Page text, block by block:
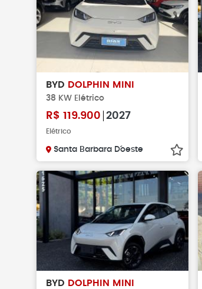
BYD DOLPHIN MINI
38 KW Elétrico
R$ 119.900 2027
Elétrico
Santa Barbara D´oeste
BYD DOLPHIN MINI